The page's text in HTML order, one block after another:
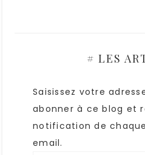
# LES
Saisissez votre
abonner à ce blog et
notification de
email.